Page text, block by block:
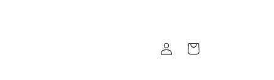
Connexion Panier